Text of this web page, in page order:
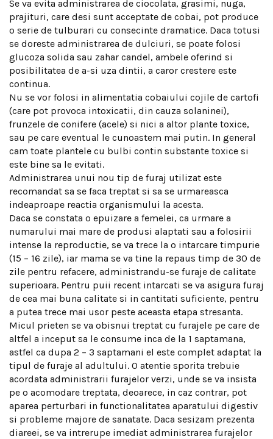
Se va evita administrarea de ciocolata, grasimi, nuga,
prajituri, care desi sunt acceptate de cobai, pot produce
o serie de tulburari cu consecinte dramatice. Daca totusi
se doreste administrarea de dulciuri, se poate folosi
glucoza solida sau zahar candel, ambele oferind si
posibilitatea de a-si uza dintii, a caror crestere este
continua.
Nu se vor folosi in alimentatia cobaiului cojile de cartofi
(care pot provoca intoxicatii, din cauza solaninei),
frunzele de conifere (acele) si nici a altor plante toxice,
sau pe care eventual le cunoastem mai putin. In general
cam toate plantele cu bulbi contin substante toxice si
este bine sa le evitati.
Administrarea unui nou tip de furaj utilizat este
recomandat sa se faca treptat si sa se urmareasca
indeaproape reactia organismului la acesta.
Daca se constata o epuizare a femelei, ca urmare a
numarului mai mare de produsi alaptati sau a folosirii
intense la reproductie, se va trece la o intarcare timpurie
(15 – 16 zile), iar mama se va tine la repaus timp de 30 de
zile pentru refacere, administrandu-se furaje de calitate
superioara. Pentru puii recent intarcati se va asigura furaj
de cea mai buna calitate si in cantitati suficiente, pentru
a putea trece mai usor peste aceasta etapa stresanta.
Micul prieten se va obisnui treptat cu furajele pe care de
altfel a inceput sa le consume inca de la 1 saptamana,
astfel ca dupa 2 – 3 saptamani el este complet adaptat la
tipul de furaje al adultului. O atentie sporita trebuie
acordata administrarii furajelor verzi, unde se va insista
pe o acomodare treptata, deoarece, in caz contrar, pot
aparea perturbari in functionalitatea aparatului digestiv
si probleme majore de sanatate. Daca sesizam prezenta
diareei, se va intrerupe imediat administrarea furajelor